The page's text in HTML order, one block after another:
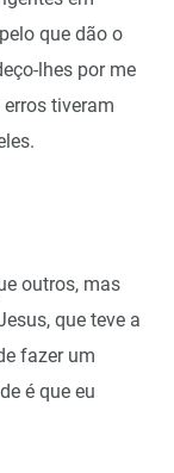
que dão o
lhes por me
tiveram
outros, mas
que teve a
fazer um
é que eu